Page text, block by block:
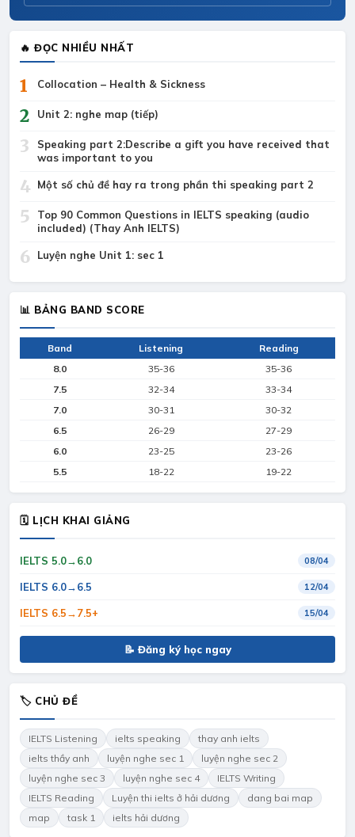
🔥 ĐỌC NHIỀU NHẤT
1 Collocation – Health & Sickness
2 Unit 2: nghe map (tiếp)
3
Speaking part 2:Describe a gift you have received that
was important to you
4 Một số chủ đề hay ra trong phần thi speaking part 2
5
Top 90 Common Questions in IELTS speaking (audio
included) (Thay Anh IELTS)
6 Luyện nghe Unit 1: sec 1
📊 BẢNG BAND SCORE
Band Listening
Reading
8.0
35-36
35-36
7.5
32-34
33-34
7.0
30-31
30-32
6.5
26-29
27-29
6.0
23-25
23-26
5.5
18-22 19-22
🗓 LỊCH KHAI GIẢNG
IELTS 5.0→6.0 08/04
IELTS 6.0→6.5 12/04
IELTS 6.5→7.5+ 15/04
📝 Đăng ký học ngay
🏷 CHỦ ĐỀ
IELTS Listening ielts speaking
thay anh ielts
ielts thầy anh
luyện nghe sec 1
luyện nghe sec 2
luyện nghe sec 3
luyện nghe sec 4
IELTS Writing
IELTS Reading
Luyện thi ielts ở hải dương
dang bai map
map
task 1 ielts hải dương